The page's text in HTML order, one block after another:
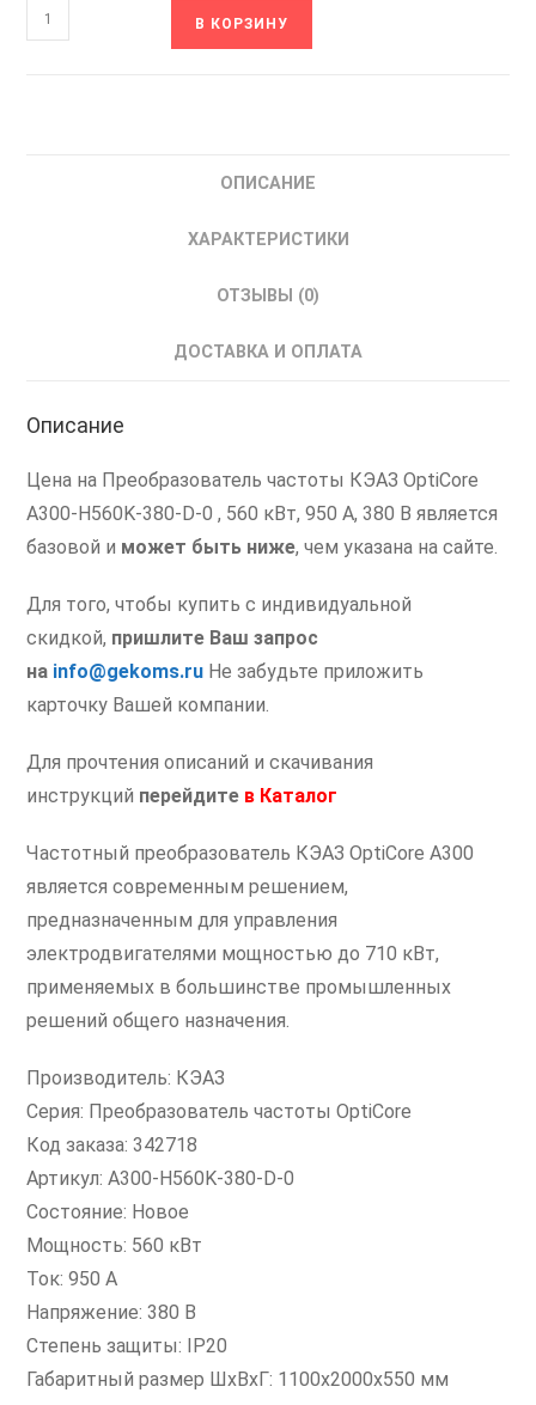
Количество
товара
кВт
В КОРЗИНУ
ОПИСАНИЕ
ХАРАКТЕРИСТИКИ
ОТЗЫВЫ (0)
ДОСТАВКА И ОПЛАТА
Описание
Цена на Преобразователь частоты КЭАЗ OptiCore
A300-H560K-380-D-0 , 560 кВт, 950 А, 380 В является
базовой и может быть ниже, чем указана на сайте.
Для того, чтобы купить с индивидуальной
скидкой, пришлите Ваш запрос
на info@gekoms.ru Не забудьте приложить
карточку Вашей компании.
Для прочтения описаний и скачивания
инструкций перейдите в Каталог
Частотный преобразователь КЭАЗ OptiCore A300
является современным решением,
предназначенным для управления
электродвигателями мощностью до 710 кВт,
применяемых в большинстве промышленных
решений общего назначения.
Производитель: КЭАЗ
Серия: Преобразователь частоты OptiCore
Код заказа: 342718
Артикул: A300-H560K-380-D-0
Состояние: Новое
Мощность: 560 кВт
Ток: 950 А
Напряжение: 380 В
Степень защиты: IP20
Габаритный размер ШхВхГ: 1100x2000x550 мм